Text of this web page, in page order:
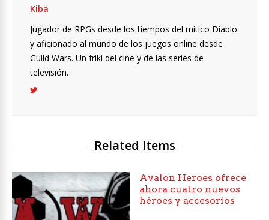
Kiba
Jugador de RPGs desde los tiempos del mítico Diablo
y aficionado al mundo de los juegos online desde
Guild Wars. Un friki del cine y de las series de
televisión.
Related Items
Avalon Heroes ofrece
ahora cuatro nuevos
héroes y accesorios